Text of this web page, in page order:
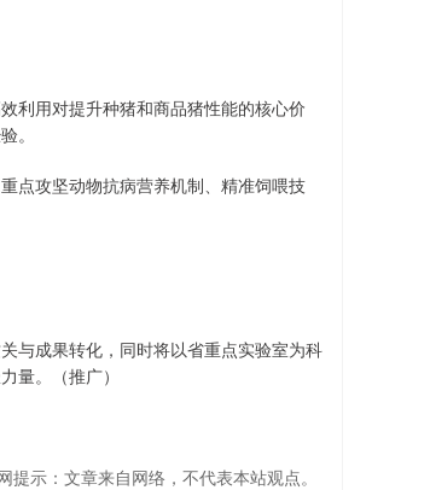
利用对提升种猪和商品猪性能的核心价
。
点攻坚动物抗病营养机制、精准饲喂技
与成果转化，同时将以省重点实验室为科
量。（推广）
提示：文章来自网络，不代表本站观点。